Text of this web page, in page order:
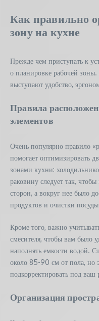
Как правильно
зону на кухне
Прежде чем приступать к
о планировке рабочей
выступают удобство,
Правила
элементов
Очень популярно правило
помогает оптимизировать
зонами кухни:
раковину следует так,
сторон, а вокруг нее было
продуктов и очистки
Кроме того, важно
смесителя, чтобы вам было
наполнять емкости водой.
около 85-90 см от пола, но
подкорректировать под ваш
Организация